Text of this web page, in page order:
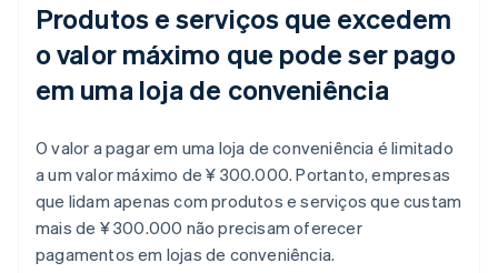
Produtos e serviços que excedem
o valor máximo que pode ser pago
em uma loja de conveniência
O valor a pagar em uma loja de conveniência é limitado
a um valor máximo de ¥ 300.000. Portanto, empresas
que lidam apenas com produtos e serviços que custam
mais de ¥ 300.000 não precisam oferecer
pagamentos em lojas de conveniência.